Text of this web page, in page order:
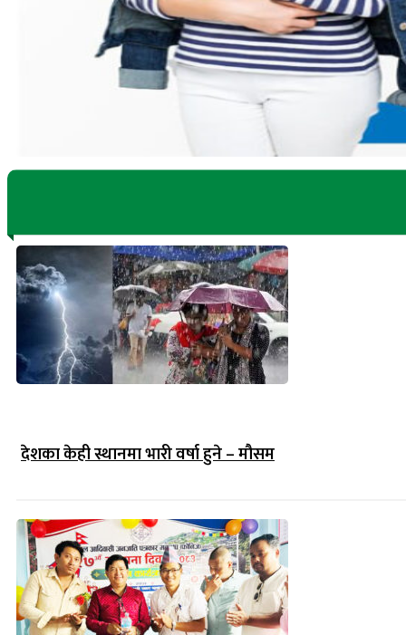
देशका केही स्थानमा भारी वर्षा हुने – मौसम